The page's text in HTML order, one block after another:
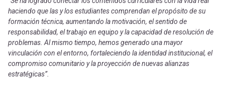
haciendo que las y los estudiantes comprendan el propósito de su
formación técnica, aumentando la motivación, el sentido de
responsabilidad, el trabajo en equipo y la capacidad de resolución de
problemas. Al mismo tiempo, hemos generado una mayor
vinculación con el entorno, fortaleciendo la identidad institucional, el
compromiso comunitario y la proyección de nuevas alianzas
estratégicas”.